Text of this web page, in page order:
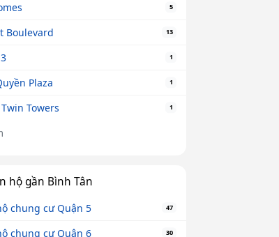
5
Boulevard 13
1
Plaza 1
Towers 1
hộ gần Bình Tân
chung cư Quận 5 47
chung cư Quận 6 30